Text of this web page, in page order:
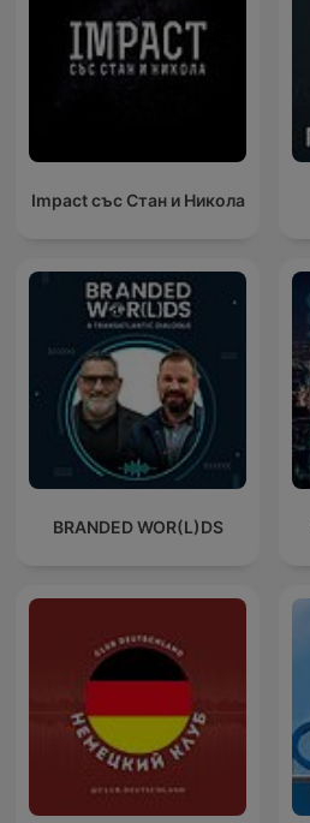
Impact със Стан и Никола
BRANDED WOR(L)DS